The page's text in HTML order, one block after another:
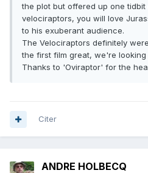
the plot but offered up one
velociraptors, you will love
to his exuberant audience.
The Velociraptors definitely
the first film great, we're
Thanks to 'Oviraptor' for the
Citer
ANDRE HOLBECQ